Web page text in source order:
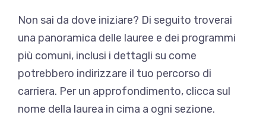
Non sai da dove iniziare? Di seguito troverai
una panoramica delle lauree e dei programmi
più comuni, inclusi i dettagli su come
potrebbero indirizzare il tuo percorso di
carriera. Per un approfondimento, clicca sul
nome della laurea in cima a ogni sezione.